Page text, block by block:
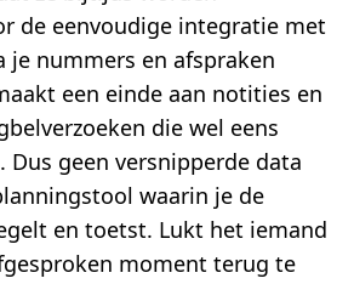
de eenvoudige integratie met
je nummers en afspraken
een einde aan notities en
die wel eens
Dus geen versnipperde data
waarin je de
en toetst. Lukt het iemand
moment terug te